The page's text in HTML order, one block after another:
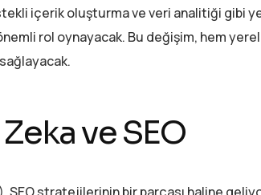
içerik oluşturma ve veri analitiği gibi
rol oynayacak. Bu değişim, hem
ve SEO